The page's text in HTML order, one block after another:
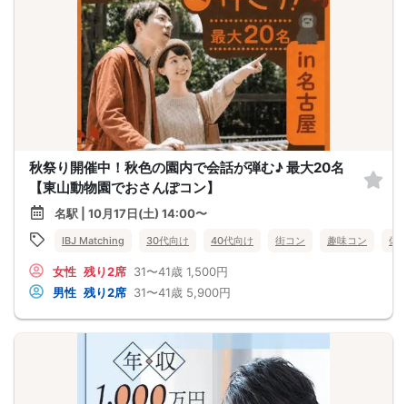
秋祭り開催中！秋色の園内で会話が弾む♪ 最大20名
【東山動物園でおさんぽコン】
名駅 | 10月17日(土) 14:00〜
IBJ Matching 30代向け 40代向け 街コン 趣味コン 体
女性 残り2席 31〜41歳 1,500円
男性 残り2席 31〜41歳 5,900円